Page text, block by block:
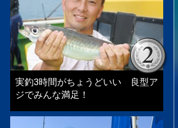
実釣3時間がちょうどいい 良型ア
ジでみんな満足！